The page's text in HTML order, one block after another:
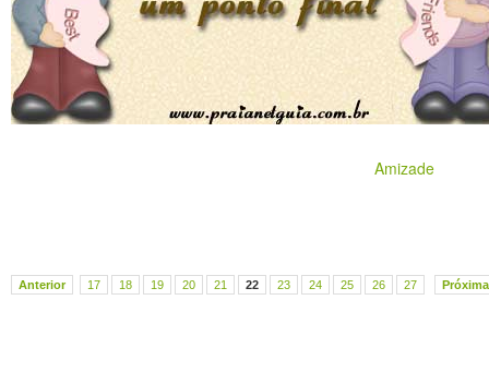
Amizade
Anterior 17 18 19 20 21 22 23 24 25 26 27 Próxima